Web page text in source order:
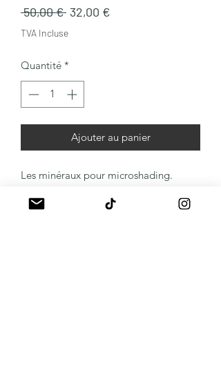
50,00 € Prix
original
32,00 €Prix
TVA Incluse
Quantité *
Ajouter au panier
Les minéraux pour microshading.